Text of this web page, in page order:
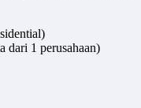
dari 1 perusahaan)